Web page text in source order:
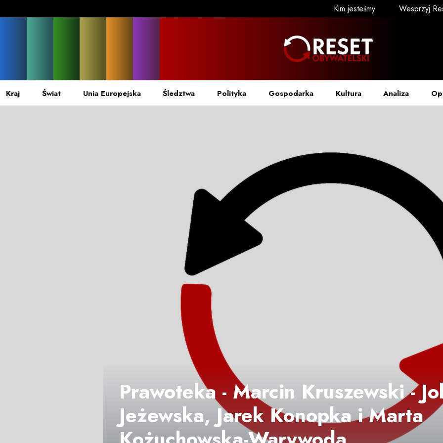
Kim jesteśmy Wesprzyj
Kraj Świat Unia Europejska Śledztwa Polityka Gospodarka Kultura Analiza
Prawoteka - Marcin Kruszewski -
Jeżewska, Jarek Konopka i Marta